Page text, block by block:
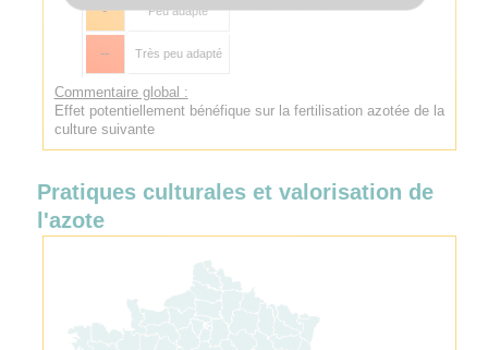
- Peu adapté
-- Très peu adapté
Commentaire global :
Effet potentiellement bénéfique sur la fertilisation azotée de la
culture suivante
Pratiques culturales et valorisation de
l'azote